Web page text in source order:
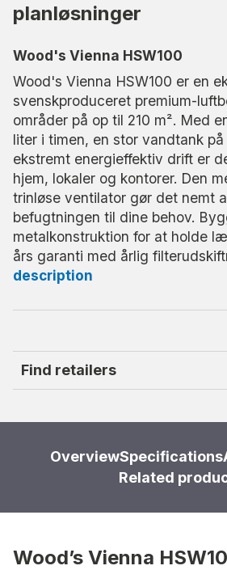
planløsninger
Wood's Vienna HSW100
Wood's Vienna HSW100 er en
svenskproduceret premium-
områder på op til 210 m². Med
liter i timen, en stor vandtank
ekstremt energieffektiv drift er
hjem, lokaler og kontorer. Den
trinløse ventilator gør det nemt
befugtningen til dine behov.
metalkonstruktion for at holde
års garanti med årlig
description
Find retailers
OverviewSpecifications
Related
Wood’s Vienna